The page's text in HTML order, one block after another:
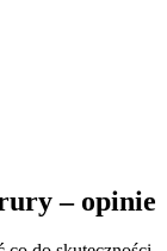
– opinie